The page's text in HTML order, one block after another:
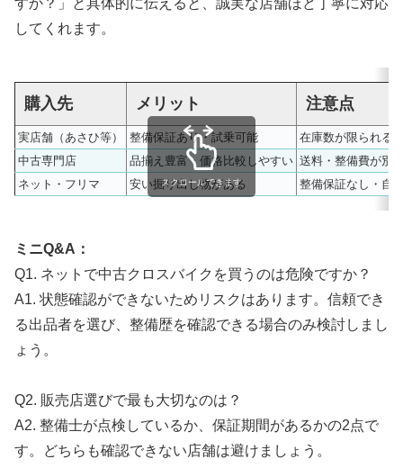
すか？」と具体的に伝えると、誠実な店舗ほど丁寧に対応
してくれます。
購入先 メリット 注意点
実店舗（あさひ等） 整備保証あり・試乗可能
在庫数が限られる
中古専門店
品揃え豊富・価格比較しやすい 送料・整備費が別
ネット・フリマ
安い掘り出し物がある 整備保証なし・自
スクロールできます
ミニQ&A：
Q1. ネットで中古クロスバイクを買うのは危険ですか？
A1. 状態確認ができないためリスクはあります。信頼でき
る出品者を選び、整備歴を確認できる場合のみ検討しまし
ょう。
Q2. 販売店選びで最も大切なのは？
A2. 整備士が点検しているか、保証期間があるかの2点で
す。どちらも確認できない店舗は避けましょう。